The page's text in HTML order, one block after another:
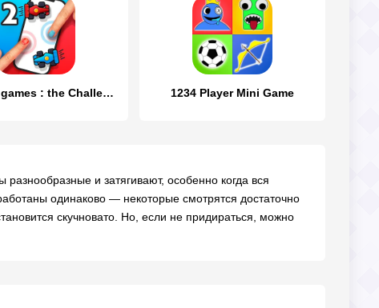
2 Player games : the Challenge 1234 Player Mini Game
и затягивают, особенно когда вся
одинаково — некоторые смотрятся достаточно
скучновато. Но, если не придираться, можно